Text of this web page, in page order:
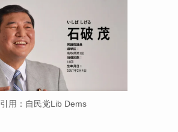
引用：自民党Lib Dems